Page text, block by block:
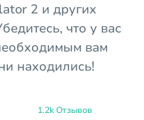
2 и других
что у вас
вам
находились!
1.2k Отзывов